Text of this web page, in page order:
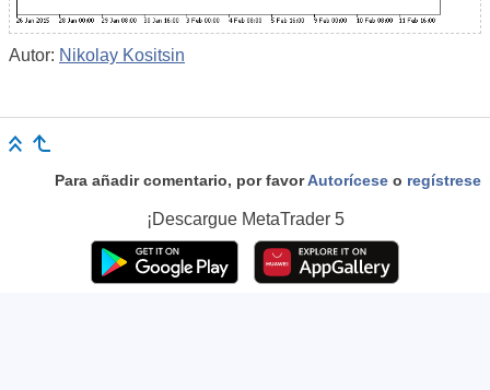
Autor: Nikolay Kositsin
Para añadir comentario, por favorAutorícese o regístrese
¡Descargue MetaTrader 5